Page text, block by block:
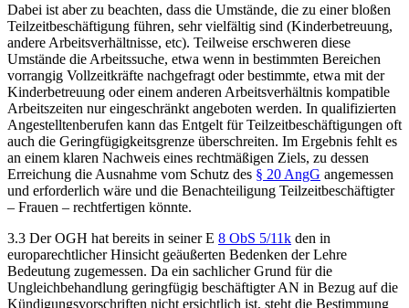
Dabei ist aber zu beachten, dass die Umstände, die zu einer bloßen
Teilzeitbeschäftigung führen, sehr vielfältig sind (Kinderbetreuung,
andere Arbeitsverhältnisse, etc). Teilweise erschweren diese
Umstände die Arbeitssuche, etwa wenn in bestimmten Bereichen
vorrangig Vollzeitkräfte nachgefragt oder bestimmte, etwa mit der
Kinderbetreuung oder einem anderen Arbeitsverhältnis kompatible
Arbeitszeiten nur eingeschränkt angeboten werden. In qualifizierten
Angestelltenberufen kann das Entgelt für Teilzeitbeschäftigungen oft
auch die Geringfügigkeitsgrenze überschreiten. Im Ergebnis fehlt es
an einem klaren Nachweis eines rechtmäßigen Ziels, zu dessen
Erreichung die Ausnahme vom Schutz des § 20 AngG angemessen
und erforderlich wäre und die Benachteiligung Teilzeitbeschäftigter
– Frauen – rechtfertigen könnte.
3.3 Der OGH hat bereits in seinerE 8 ObS 5/11k den in
europarechtlicher Hinsicht geäußerten Bedenken der Lehre
Bedeutung zugemessen. Da ein sachlicher Grund für die
Ungleichbehandlung geringfügig beschäftigter AN in Bezug auf die
Kündigungsvorschriften nicht ersichtlich ist, steht die Bestimmung